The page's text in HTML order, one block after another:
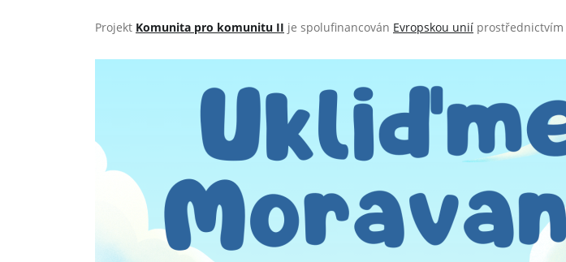
Projekt Komunita pro komunitu II je spolufinancován Evropskou unií prostřednictvím